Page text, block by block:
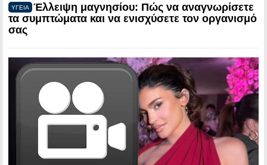
ΥΓΕΙΑ
Έλλειψη μαγνησίου: Πώς να αναγνωρίσετε
τα συμπτώματα και να ενισχύσετε τον οργανισμό
σας